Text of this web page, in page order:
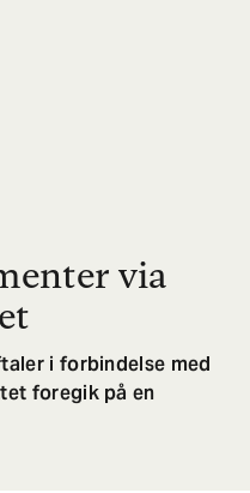
via
i forbindelse med
foregik på en